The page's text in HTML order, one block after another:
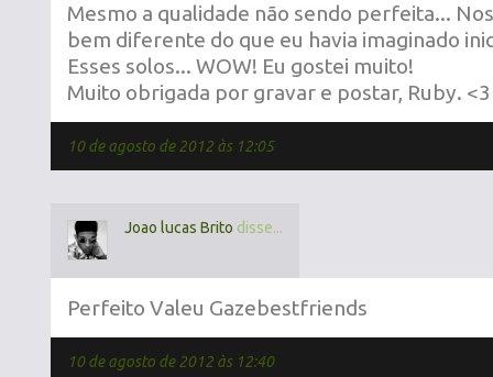
Mesmo a qualidade não sendo perfeita...
bem diferente do que eu havia imaginado
Esses solos... WOW! Eu gostei muito!
Muito obrigada por gravar e postar, Ruby. <3
10 de agosto de 2012 às 12:05
Joao lucas Brito disse...
Perfeito Valeu Gazebestfriends
10 de agosto de 2012 às 12:40